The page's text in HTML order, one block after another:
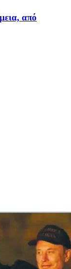
από